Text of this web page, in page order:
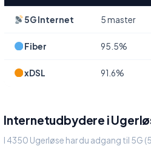
5G Internet 5 master
Fiber 95.5%
xDSL 91.6%
Internetudbydere i
I 4350 Ugerløse har du adgang til 5G